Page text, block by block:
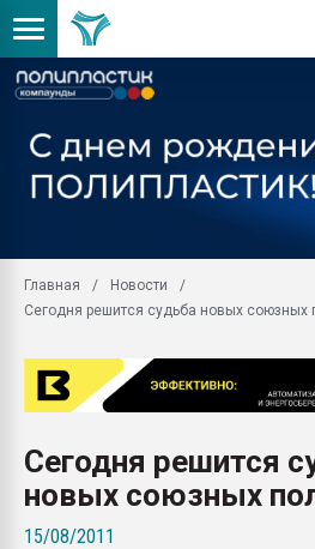
Главная
Новости
Сегодня решится судьба новых союзных
Сегодня решится
новых союзных
15/08/2011